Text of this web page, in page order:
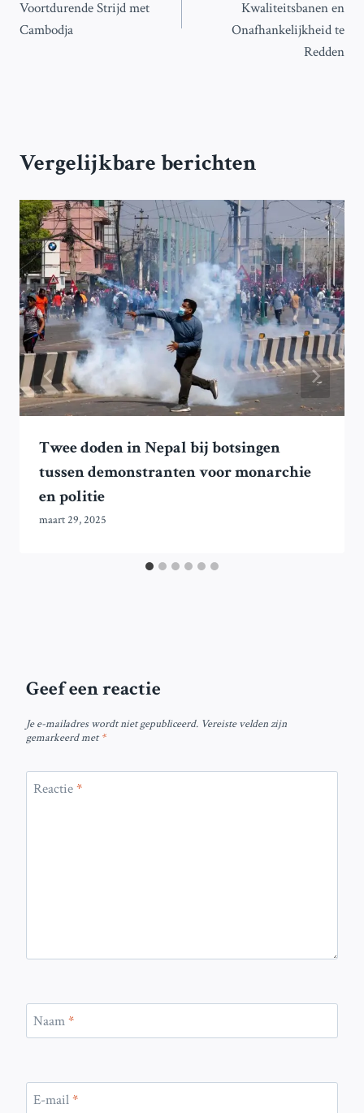
Voortdurende Strijd met
Cambodja
Kwaliteitsbanen en
Onafhankelijkheid te
Redden
Vergelijkbare berichten
Twee doden in Nepal bij botsingen
tussen demonstranten voor monarchie
en politie
maart 29, 2025
Geef een reactie
Je e-mailadres wordt niet gepubliceerd. Vereiste velden zijn
gemarkeerd met*
Reactie*
Naam*
E-mail*